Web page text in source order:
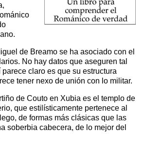
de Breamo se ha asociado con el
No hay datos que aseguren tal
claro es que su estructura
tener nexo de unión con lo militar.
de Couto en Xubia es el templo de
que estilísticamente pertenece al
de formas más clásicas que las
soberbia cabecera, de lo mejor del